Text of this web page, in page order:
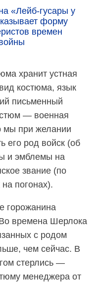
«Лейб-гусары у
форму
времен
хранит устная
костюма, язык
письменный
— военная
мы при желании
его род войск (об
и эмблемы на
звание (по
погонах).
горожанина
времена Шерлока
с родом
чем сейчас. В
стерлись —
менеджера от